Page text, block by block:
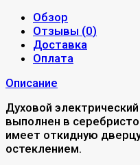
Обзор
Отзывы (0)
Доставка
Оплата
Описание
Духовой
выполнен в
имеет откидную
остеклением.